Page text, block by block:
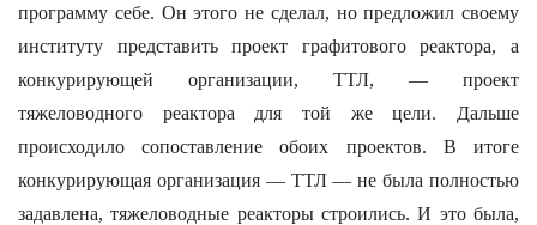
программу себе. Он этого не сделал, но предложил своему
институту представить проект графитового реактора, а
конкурирующей организации, ТТЛ, — проект
тяжеловодного реактора для той же цели. Дальше
происходило сопоставление обоих проектов. В итоге
конкурирующая организация — ТТЛ — не была полностью
задавлена, тяжеловодные реакторы строились. И это была,